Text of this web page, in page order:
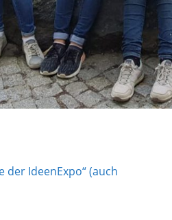
IdeenExpo“ (auch